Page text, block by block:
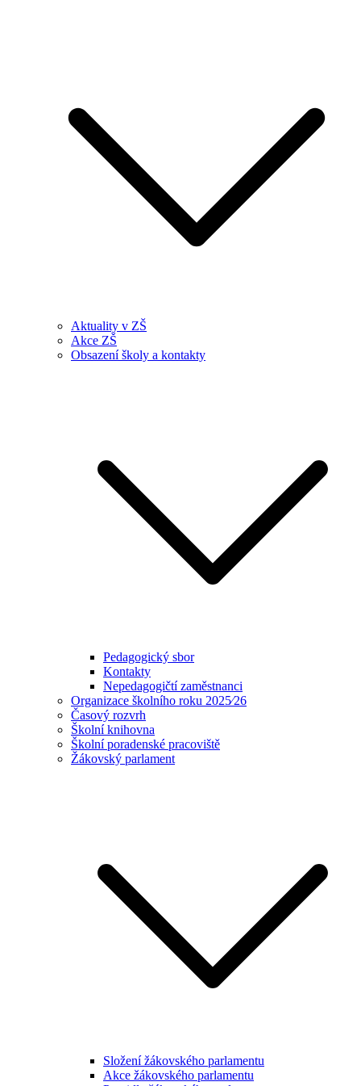
Aktuality v ZŠ
Akce ZŠ
Obsazení školy a kontakty
Pedagogický sbor
Kontakty
Nepedagogičtí zaměstnanci
Organizace školního roku 2025⁄26
Časový rozvrh
Školní knihovna
Školní poradenské pracoviště
Žákovský parlament
Složení žákovského parlamentu
Akce žákovského parlamentu